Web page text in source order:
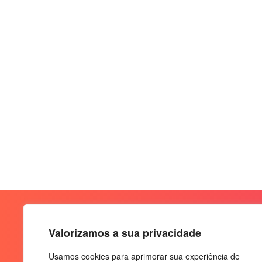
Valorizamos a sua privacidade
Usamos cookies para aprimorar sua experiência de